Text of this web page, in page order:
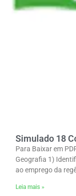
Simulado 18
Para Baixar em
Geografia 1)
ao emprego da
Leia mais »